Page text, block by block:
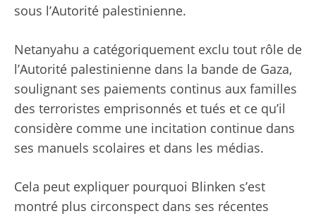
sous l’Autorité palestinienne.
Netanyahu a catégoriquement exclu tout rôle de
l’Autorité palestinienne dans la bande de Gaza,
soulignant ses paiements continus aux familles
des terroristes emprisonnés et tués et ce qu’il
considère comme une incitation continue dans
ses manuels scolaires et dans les médias.
Cela peut expliquer pourquoi Blinken s’est
montré plus circonspect dans ses récentes